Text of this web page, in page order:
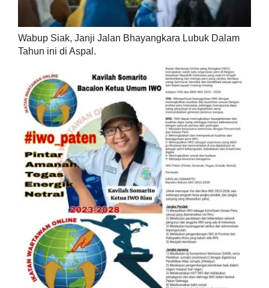
Wabup Siak, Janji Jalan Bhayangkara Lubuk Dalam
Tahun ini di Aspal.